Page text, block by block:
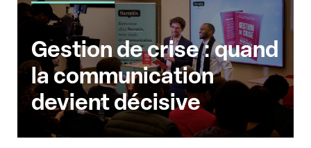
Gestion de crise : quand
la communication
devient décisive